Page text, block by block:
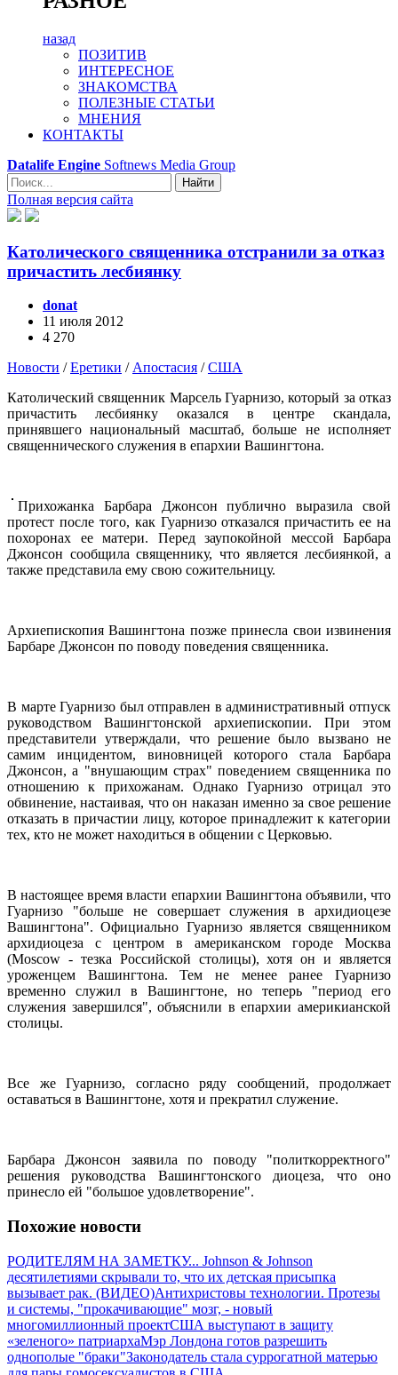
назад
ПОЗИТИВ
ИНТЕРЕСНОЕ
ЗНАКОМСТВА
ПОЛЕЗНЫЕ СТАТЬИ
МНЕНИЯ
КОНТАКТЫ
Datalife Engine Softnews Media Group
Найти
Полная версия сайта
Католического священника отстранили за отказ
причастить лесбиянку
donat
11 июля 2012
4 270
Новости /Еретики / Апостасия /США
Католический священник Марсель Гуарнизо, который за отказ
причастить лесбиянку оказался в центре скандала,
принявшего национальный масштаб, больше не исполняет
священнического служения в епархии Вашингтона.
Прихожанка Барбара Джонсон публично выразила свой
протест после того, как Гуарнизо отказался причастить ее на
похоронах ее матери. Перед заупокойной мессой Барбара
Джонсон сообщила священнику, что является лесбиянкой, а
также представила ему свою сожительницу.
Архиепископия Вашингтона позже принесла свои извинения
Барбаре Джонсон по поводу поведения священника.
В марте Гуарнизо был отправлен в административный отпуск
руководством Вашингтонской архиепископии. При этом
представители утверждали, что решение было вызвано не
самим инцидентом, виновницей которого стала Барбара
Джонсон, а "внушающим страх" поведением священника по
отношению к прихожанам. Однако Гуарнизо отрицал это
обвинение, настаивая, что он наказан именно за свое решение
отказать в причастии лицу, которое принадлежит к категории
тех, кто не может находиться в общении с Церковью.
В настоящее время власти епархии Вашингтона объявили, что
Гуарнизо "больше не совершает служения в архидиоцезе
Вашингтона". Официально Гуарнизо является священником
архидиоцеза с центром в американском городе Москва
(Moscow - тезка Российской столицы), хотя он и является
уроженцем Вашингтона. Тем не менее ранее Гуарнизо
временно служил в Вашингтоне, но теперь "период его
служения завершился", объяснили в епархии америкианской
столицы.
Все же Гуарнизо, согласно ряду сообщений, продолжает
оставаться в Вашингтоне, хотя и прекратил служение.
Барбара Джонсон заявила по поводу "политкорректного"
решения руководства Вашингтонского диоцеза, что оно
принесло ей "большое удовлетворение".
Похожие новости
РОДИТЕЛЯМ НА ЗАМЕТКУ... Johnson & Johnson
десятилетиями скрывали то, что их детская присыпка
вызывает рак. (ВИДЕО)Антихристовы технологии. Протезы
и системы, "прокачивающие" мозг, - новый
многомиллионный проектСША выступают в защиту
«зеленого» патриархаМэр Лондона готов разрешить
однополые "браки"Законодатель стала суррогатной матерью